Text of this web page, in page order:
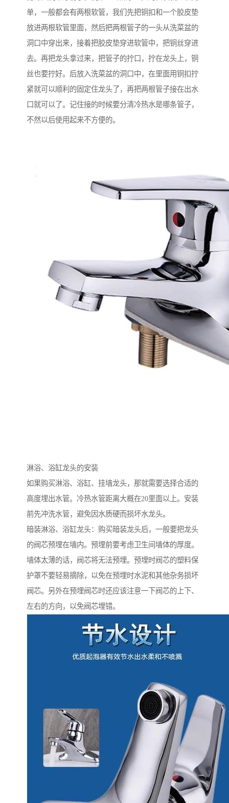
单，一般都会有两根软管，我们先把铜扣和一个胶皮垫
放进两根软管里面，然后把两根管子的一头从洗菜盆的
洞口中穿出来，接着把胶皮垫穿进软管中，把铜丝穿进
去。再把龙头拿过来，把管子的拧口，拧在龙头上，铜
丝也要拧好。后放入洗菜盆的洞口中，在里面用铜扣拧
紧就可以顺利的固定住龙头了，再把两根管子接在出水
口就可以了。记住接的时候要分清冷热水是哪条管子，
不然以后使用起来不方便的。
淋浴、浴缸龙头的安装
如果购买淋浴、浴缸、挂墙龙头，那就需要选择合适的
高度埋出水管。冷热水管距离大概在20里面以上。安装
前先冲洗水管，避免因水质硬而损坏水龙头。
暗装淋浴、浴缸龙头：购买暗装龙头后，一般要把龙头
的阀芯预埋在墙内。预埋前要考虑卫生间墙体的厚度。
墙体太薄的话，阀芯将无法预埋。预埋时阀芯的塑料保
护罩不要轻易摘除，以免在预埋时水泥和其他杂务损坏
阀芯。另外在预埋阀芯时还应该注意一下阀芯的上下、
左右的方向，以免阀芯埋错。